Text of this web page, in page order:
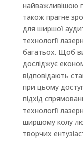
найважливішою
також прагне
для ширшої
технології
багатьох. Щоб
досліджує
відповідають
при цьому
підхід
технології
ширшому колу
творчих